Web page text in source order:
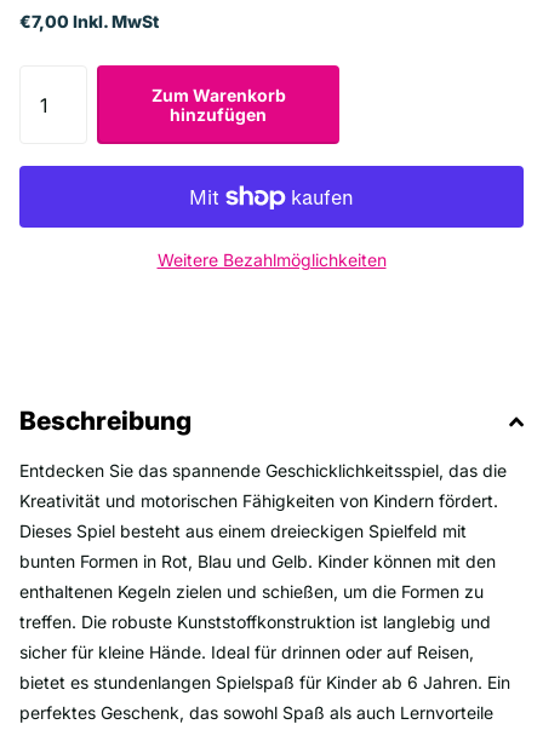
€7,00 Inkl. MwSt
Zum Warenkorb
hinzufügen
Weitere Bezahlmöglichkeiten
Beschreibung
Entdecken Sie das spannende Geschicklichkeitsspiel, das die
Kreativität und motorischen Fähigkeiten von Kindern fördert.
Dieses Spiel besteht aus einem dreieckigen Spielfeld mit
bunten Formen in Rot, Blau und Gelb. Kinder können mit den
enthaltenen Kegeln zielen und schießen, um die Formen zu
treffen. Die robuste Kunststoffkonstruktion ist langlebig und
sicher für kleine Hände. Ideal für drinnen oder auf Reisen,
bietet es stundenlangen Spielspaß für Kinder ab 6 Jahren. Ein
perfektes Geschenk, das sowohl Spaß als auch Lernvorteile